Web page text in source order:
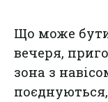
Що може
вечеря,
зона з